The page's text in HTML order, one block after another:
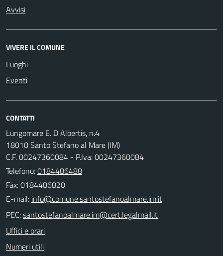
Avvisi
VIVERE IL COMUNE
Luoghi
Eventi
CONTATTI
Lungomare E. D Albertis, n.4
18010 Santo Stefano al Mare (IM)
C.F. 00247360084 - P.Iva: 00247360084
Telefono:0184486488
Fax: 0184486820
E-mail:
PEC:
Uffici e orari
Numeri utili